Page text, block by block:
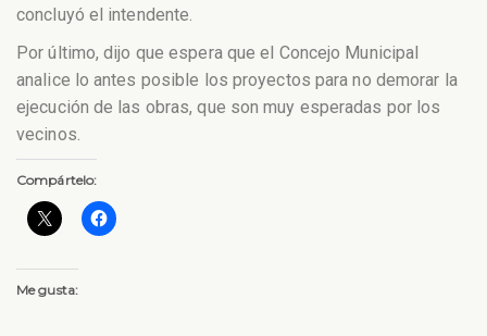
concluyó el intendente.
Por último, dijo que espera que el Concejo Municipal
analice lo antes posible los proyectos para no demorar la
ejecución de las obras, que son muy esperadas por los
vecinos.
Compártelo:
Me gusta: